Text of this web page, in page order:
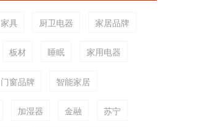
家具 厨卫电器 家居品牌
板材 睡眠 家用电器
门窗品牌 智能家居
加湿器 金融 苏宁